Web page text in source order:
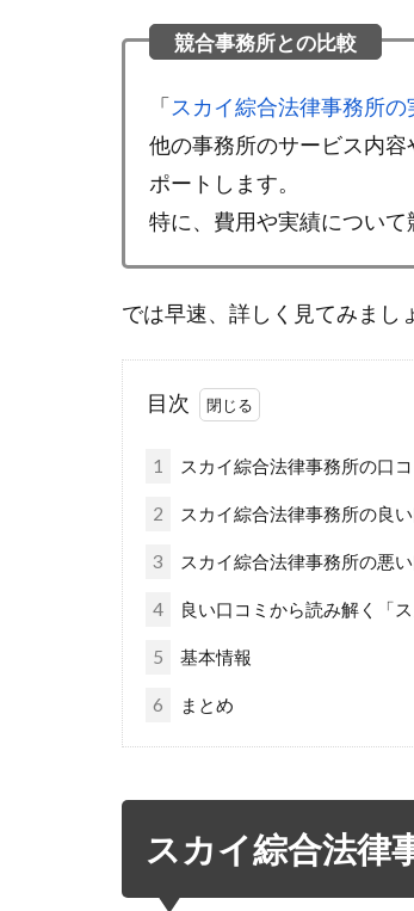
「スカイ綜合法律事務所
他の事務所のサービス内
ポートします。
特に、費用や実績について
では早速、詳しく見てみまし
目次
1 スカイ綜合法律事務所の口
2 スカイ綜合法律事務所の良い
3 スカイ綜合法律事務所の悪い
4 良い口コミから読み解く「
5 基本情報
6 まとめ
スカイ綜合法律